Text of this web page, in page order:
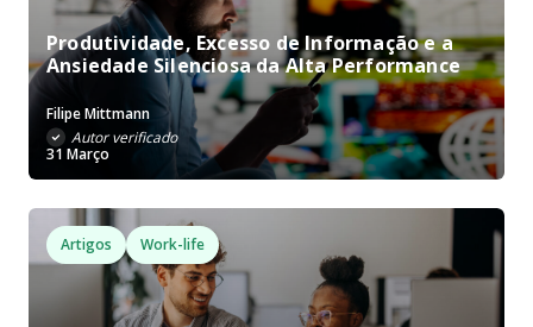
Produtividade, Excesso de Informação e a
Ansiedade Silenciosa da Alta Performance
Filipe Mittmann
Autor verificado
31 Março
Artigos Work-life